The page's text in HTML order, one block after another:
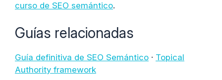
curso de SEO semántico.
Guías relacionadas
Guía definitiva de SEO Semántico · Topical
Authority framework